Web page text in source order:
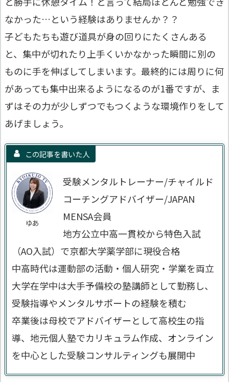
なかった…という経験はありませんか？？
子どもたちも遊び道具が身の回りにたくさんある
と、集中が切れたり上手くいかなかった瞬間に別の
ものに手を伸ばしてしまいます。最終的には周りに何
があっても集中出来るようになるのが1番ですが、ま
ずはその力が少しずつでもつくような環境作りをして
あげましょう。
この記事を書いた人
ゆあ
受験メンタルトレーナー/チャイルド
コーチングアドバイザー/JAPAN
MENSA会員
地方公立中高一貫校から特色入試
（AO入試）で京都大学薬学部に現役合格
中高時代は運動部の活動・個人研究・学業を両立
大学在学中は大手予備校の塾講師として勤務し、
受験指導やメンタルサポートの経験を積む
卒業後は母校でアドバイザーとして高校生の指
導、地元個人塾でカリキュラム作成、オンライン
を中心とした受験コンサルティングも展開中